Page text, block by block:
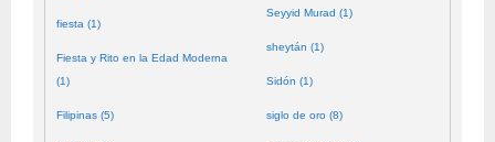
fiesta (1)
Fiesta y Rito en la Edad Moderna
(1)
Filipinas (5)
Seyyid Murad (1)
sheytán (1)
Sidón (1)
siglo de oro (8)